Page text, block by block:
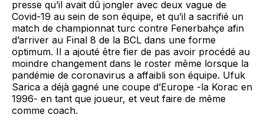
presse qu’il avait dû jongler avec deux vague de
Covid-19 au sein de son équipe, et qu’il a sacrifié un
match de championnat turc contre Fenerbahçe afin
d’arriver au Final 8 de la BCL dans une forme
optimum. Il a ajouté être fier de pas avoir procédé au
moindre changement dans le roster même lorsque la
pandémie de coronavirus a affaibli son équipe. Ufuk
Sarica a déjà gagné une coupe d’Europe -la Korac en
1996- en tant que joueur, et veut faire de même
comme coach.